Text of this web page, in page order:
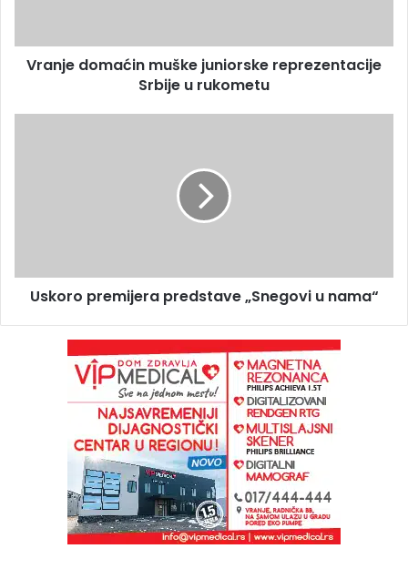
Vranje domaćin muške juniorske reprezentacije
Srbije u rukometu
Uskoro premijera predstave „Snegovi u nama“